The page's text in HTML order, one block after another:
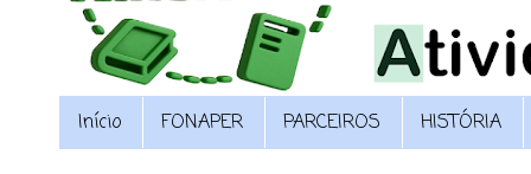
Início FONAPER PARCEIROS HISTÓRIA